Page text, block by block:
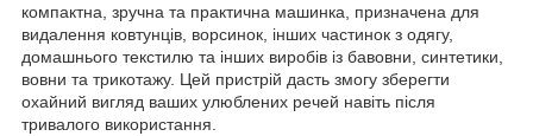
компактна, зручна та практична машинка, призначена для
видалення ковтунців, ворсинок, інших частинок з одягу,
домашнього текстилю та інших виробів із бавовни, синтетики,
вовни та трикотажу. Цей пристрій дасть змогу зберегти
охайний вигляд ваших улюблених речей навіть після
тривалого використання.